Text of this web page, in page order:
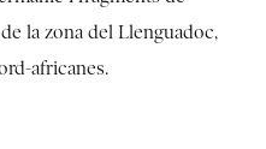
la zona del Llenguadoc,
africanes.